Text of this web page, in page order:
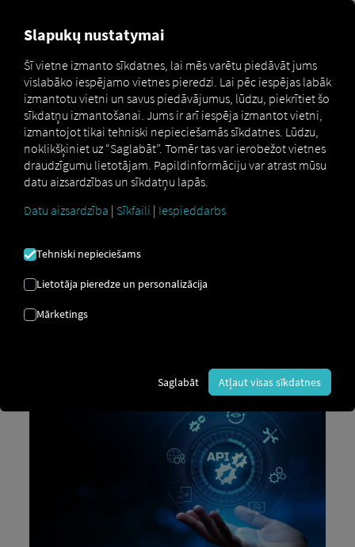
Glossar API
API
programmatūras lietojumprogrammām sazināties
savā starpā un apmainīties ar datiem vai funkcijām.
Transporta un loģistikas kontekstā API bieži tiek
izmantota, lai savienotu tādas sistēmas kā
pārvaldības sistēmas (TMS), noliktavu pārvaldības
Slapukų nustatymai
Šī vietne izmanto sīkdatnes, lai mēs varētu piedāvāt jums
vislabāko iespējamo vietnes pieredzi. Lai pēc iespējas labāk
izmantotu vietni un savus piedāvājumus, lūdzu, piekrītiet šo
sīkdatņu izmantošanai. Jums ir arī iespēja izmantot vietni,
izmantojot tikai tehniski nepieciešamās sīkdatnes. Lūdzu,
noklikšķiniet uz “Saglabāt”. Tomēr tas var ierobežot vietnes
draudzīgumu lietotājam. Papildinformāciju var atrast mūsu
datu aizsardzības un sīkdatņu lapās.
Datu aizsardzība | Sīkfaili | Iespieddarbs
Tehniski nepieciešams
Lietotāja pieredze un personalizācija
Mārketings
Saglabāt Atļaut visas sīkdatnes